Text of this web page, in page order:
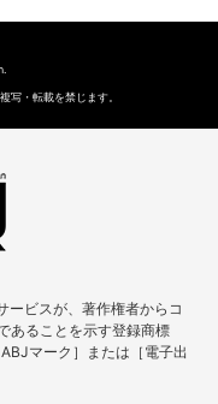
写・転載を禁じます。
ービスが、著作権者からコ
あることを示す登録商標
マーク］または［電子出